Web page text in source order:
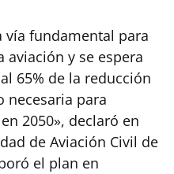
vía fundamental para
aviación y se espera
65% de la reducción
necesaria para
2050», declaró en
de Aviación Civil de
el plan en